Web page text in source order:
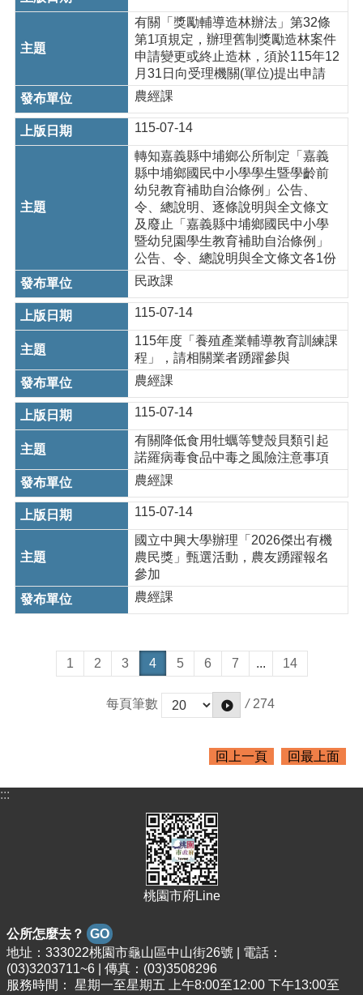
有關「獎勵輔導造林辦法」第32條
第1項規定，辦理舊制獎勵造林案件
申請變更或終止造林，須於115年12
月31日向受理機關(單位)提出申請
農經課
115-07-14
轉知嘉義縣中埔鄉公所制定「嘉義
縣中埔鄉國民中小學學生暨學齡前
幼兒教育補助自治條例」公告、
令、總說明、逐條說明與全文條文
及廢止「嘉義縣中埔鄉國民中小學
暨幼兒園學生教育補助自治條例」
公告、令、總說明與全文條文各1份
民政課
115-07-14
115年度「養殖產業輔導教育訓練課
程」，請相關業者踴躍參與
農經課
115-07-14
有關降低食用牡蠣等雙殼貝類引起
諾羅病毒食品中毒之風險注意事項
農經課
115-07-14
國立中興大學辦理「2026傑出有機
農民獎」甄選活動，農友踴躍報名
參加
農經課
1 2 3 4 5 6 7 ... 14
每頁筆數 / 274
回上一頁 回最上面
:::
桃園市府Line
公所怎麼去？ GO
地址：333022桃園市龜山區中山街26號 | 電話：
(03)3203711~6 | 傳真：(03)3508296
服務時間： 星期一至星期五 上午8:00至12:00 下午13:00至